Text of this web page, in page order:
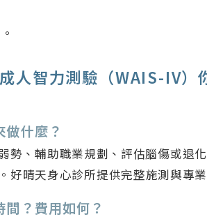
人智力測驗（WAIS-IV）
什麼？
勢、輔助職業規劃、評估腦傷或退
好晴天身心診所提供完整施測與專
？費用如何？